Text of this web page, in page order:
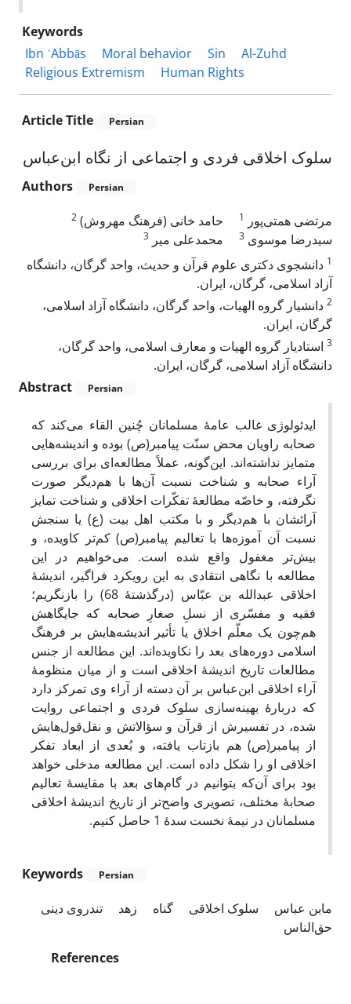
Keywords
Ibn ʿAbbās
Moral behavior Sin
Al-Zuhd
Religious Extremism
Human Rights
Article Title Persian
سلوک اخلاقی فردی و اجتماعی از نگاه ابن‌عباس
Authors Persian
مرتضی همتی‌پور 1 حامد خانی (فرهنگ مهروش) 2
سیدرضا موسوی 3 محمدعلی میر 3
1 دانشجوی دکتری علوم قرآن و حدیث، واحد گرگان، دانشگاه
آزاد اسلامی، گرگان، ایران.
2 دانشیار گروه الهیات، واحد گرگان، دانشگاه آزاد اسلامی،
گرگان، ایران.
3 استادیار گروه الهیات و معارف اسلامی، واحد گرگان،
دانشگاه آزاد اسلامی، گرگان، ایران.
Abstract
Persian
ایدئولوژی غالب عامۀ مسلمانان چُنین القاء می‌کند که
صحابه راویان محض سنّت پیامبر(ص) بوده و اندیشه‌هایی
متمایز نداشته‌اند. این‌گونه، عملاً مطالعه‌ای برای بررسی
آراء صحابه و شناخت نسبت آن‌ها با هم‌دیگر صورت
نگرفته، و خاصّه مطالعۀ تفکّرات اخلاقی و شناخت تمایز
آرائشان با هم‌دیگر و با مکتب اهل بیت (ع) یا سنجش
نسبت آن آموزه‌ها با تعالیم پیامبر(ص) کم‌تر کاویده، و
بیش‌تر مغفول واقع شده است. می‌خواهیم در این
مطالعه با نگاهی انتقادی به این رویکرد فراگیر، اندیشۀ
اخلاقی عبدالله بن عبّاس (درگذشتۀ 68) را بازنگریم؛
فقیه و مفسّری از نسلِ صغارِ صحابه که جایگاهش
هم‌چون یک معلّم اخلاق یا تأثیر اندیشه‌هایش بر فرهنگ
اسلامی دوره‌های بعد را نکاویده‌اند. این مطالعه از جنس
مطالعات تاریخ اندیشۀ اخلاقی است و از میان منظومۀ
آراء اخلاقی ابن‌عباس بر آن دسته از آراء وی تمرکز دارد
که دربارۀ بهینه‌سازی سلوک فردی و اجتماعی روایت
شده، در تفسیرش از قرآن و سؤالاتش و نقل‌قول‌هایش
از پیامبر(ص) هم بازتاب یافته، و بُعدی از ابعاد تفکر
اخلاقی او را شکل داده است. این مطالعه مدخلی خواهد
بود برای آن‌که بتوانیم در گام‌های بعد با مقایسۀ تعالیم
صحابۀ مختلف، تصویری واضح‌تر از تاریخ اندیشۀ اخلاقی
مسلمانان در نیمۀ نخست سدۀ 1 حاصل کنیم.
Keywords Persian
مابن عباس سلوک اخلاقی گناه زهد
تندروی دینی
حق‌الناس
References